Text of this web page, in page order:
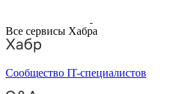
Все сервисы Хабра
Сообщество IT-специалистов